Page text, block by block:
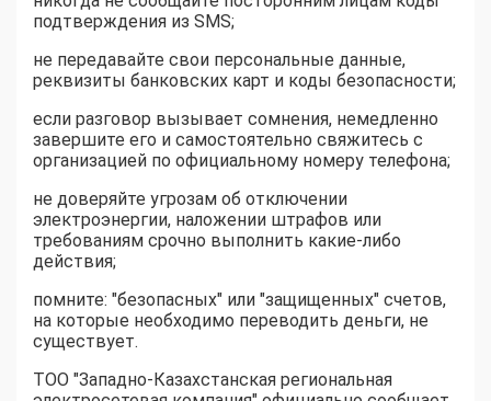
подтверждения из SMS;
не передавайте свои персональные данные,
реквизиты банковских карт и коды безопасности;
если разговор вызывает сомнения, немедленно
завершите его и самостоятельно свяжитесь с
организацией по официальному номеру телефона;
не доверяйте угрозам об отключении
электроэнергии, наложении штрафов или
требованиям срочно выполнить какие-либо
действия;
помните: "безопасных" или "защищенных" счетов,
на которые необходимо переводить деньги, не
существует.
ТОО "Западно-Казахстанская региональная